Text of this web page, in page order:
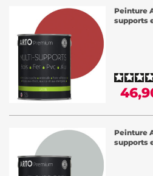
Peinture
supports
Peinture
supports